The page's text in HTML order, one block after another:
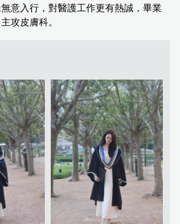
意入行，對醫護工作更有熱誠，畢業
攻皮膚科。